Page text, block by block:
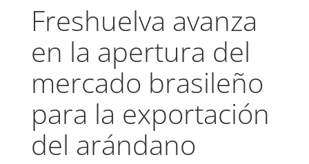
Freshuelva avanza
en la apertura del
mercado brasileño
para la exportación
del arándano